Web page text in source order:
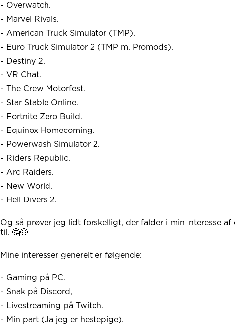
- Overwatch.
- Marvel Rivals.
- American Truck Simulator (TMP).
- Euro Truck Simulator 2 (TMP m. Promods).
- Destiny 2.
- VR Chat.
- The Crew Motorfest.
- Star Stable Online.
- Fortnite Zero Build.
- Equinox Homecoming.
- Powerwash Simulator 2.
- Riders Republic.
- Arc Raiders.
- New World.
- Hell Divers 2.
Og så prøver jeg lidt forskelligt, der falder i min interesse af
til. 🤔🙃
Mine interesser generelt er følgende:
- Gaming på PC.
- Snak på Discord,
- Livestreaming på Twitch.
- Min part (Ja jeg er hestepige).